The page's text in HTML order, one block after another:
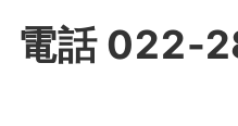
電話 022-